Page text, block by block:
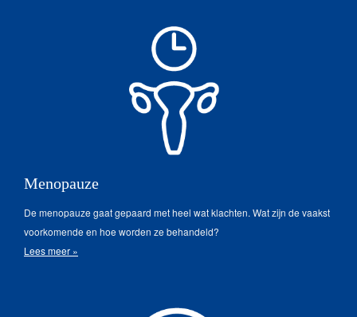
Menopauze
De menopauze gaat gepaard met heel wat klachten. Wat zijn de vaakst
voorkomende en hoe worden ze behandeld?
Lees meer »